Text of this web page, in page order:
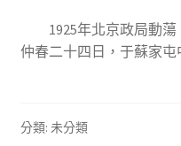
1925年北京政局動
仲春二十四日，于蘇家屯
分類: 未分類